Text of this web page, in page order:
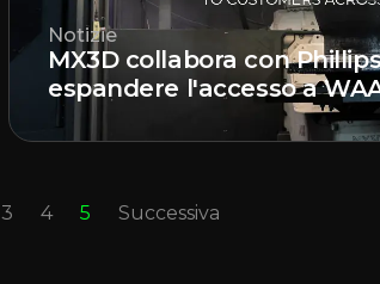
Notizie
MX3D collabora con
espandere l'accesso a
3 4 5 Successiva